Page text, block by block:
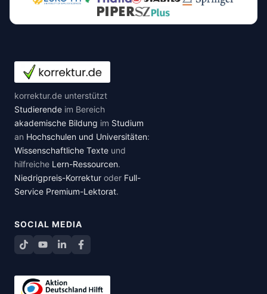
korrektur.de unterstützt
Studierende im Bereich
akademische Bildung im Studium
an Hochschulen und Universitäten:
Wissenschaftliche Texte und
hilfreiche Lern-Ressourcen.
Niedrigpreis-Korrektur oder Full-
Service Premium-Lektorat.
SOCIAL MEDIA
TikTokYouTube
LinkedInFacebook teilen